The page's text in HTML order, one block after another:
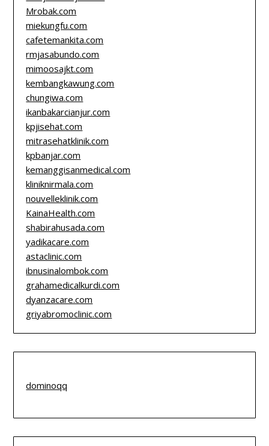
Mrobak.com
miekungfu.com
cafetemankita.com
rmjasabundo.com
mimoosajkt.com
kembangkawung.com
chungiwa.com
ikanbakarcianjur.com
kpjisehat.com
mitrasehatklinik.com
kpbanjar.com
kemanggisanmedical.com
kliniknirmala.com
nouvelleklinik.com
KainaHealth.com
shabirahusada.com
yadikacare.com
astaclinic.com
ibnusinalombok.com
grahamedicalkurdi.com
dyanzacare.com
griyabromoclinic.com
dominoqq